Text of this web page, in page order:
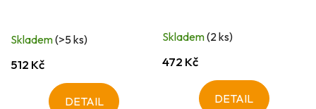
Skladem(>5 ks)
512 Kč
DETAIL
Skladem(2 ks)
472 Kč
DETAIL